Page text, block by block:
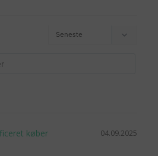
04.09.2025